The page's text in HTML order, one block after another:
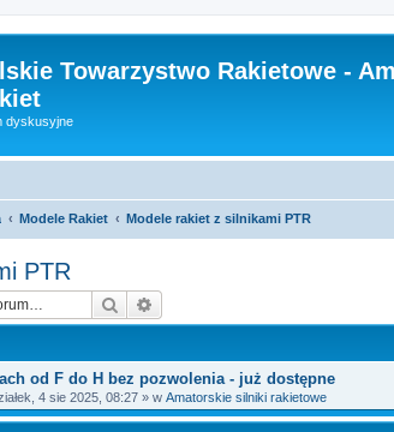
Towarzystwo Rakietowe -
dyskusyjne
Modele Rakiet Modele rakiet z silnikami PTR
PTR
Szukaj
od F do H bez pozwolenia - już dostępne
4 sie 2025, 08:27 » w Amatorskie silniki rakietowe